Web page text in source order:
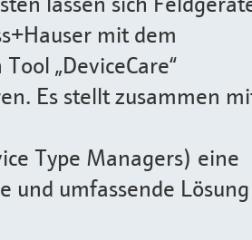
mit dem
„DeviceCare“
Es stellt zusammen
Type Managers) eine
und umfassende Lösung